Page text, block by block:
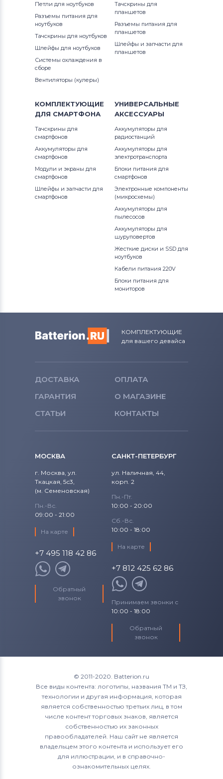
Петли для ноутбуков
Разъемы питания для
ноутбуков
Тачскрины для ноутбуков
Шлейфы для ноутбуков
Системы охлаждения в
сборе
Вентиляторы (кулеры)
Тачскрины для
планшетов
Разъемы питания для
планшетов
Шлейфы и запчасти для
планшетов
КОМПЛЕКТУЮЩИЕ
ДЛЯ СМАРТФОНА
Тачскрины для
смартфонов
Аккумуляторы для
смартфонов
Модули и экраны для
смартфонов
Шлейфы и запчасти для
смартфонов
УНИВЕРСАЛЬНЫЕ
АКСЕССУАРЫ
Аккумуляторы для
радиостанций
Аккумуляторы для
электротранспорта
Блоки питания для
смартфонов
Электронные компоненты
(микросхемы)
Аккумуляторы для
пылесосов
Аккумуляторы для
шуруповертов
Жесткие диски и SSD для
ноутбуков
Кабели питания 220V
Блоки питания для
мониторов
КОМПЛЕКТУЮЩИЕ
для вашего девайса
ДОСТАВКА
ОПЛАТА
ГАРАНТИЯ
О МАГАЗИНЕ
СТАТЬИ
КОНТАКТЫ
МОСКВА
г. Москва, ул.
Ткацкая, 5с3,
(м. Семеновская)
Пн.-Вс.
09:00 - 21:00
На карте
+7 495 118 42 86
Обратный
звонок
САНКТ-ПЕТЕРБУРГ
ул. Наличная, 44,
корп. 2
Пн.-Пт.
10:00 - 20:00
Сб.-Вс.
10:00 - 18:00
На карте
+7 812 425 62 86
Принимаем звонки с
10:00 - 18:00
Обратный
звонок
© 2011-2020. Batterion.ru
Все виды контента: логотипы, названия ТМ и ТЗ,
технологии и другая информация, которая
является собственностью третьих лиц, в том
числе контент торговых знаков, является
собственностью их законных
правообладателей. Наш сайт не является
владельцем этого контента и использует его
для иллюстрации, и в справочно-
ознакомительных целях.